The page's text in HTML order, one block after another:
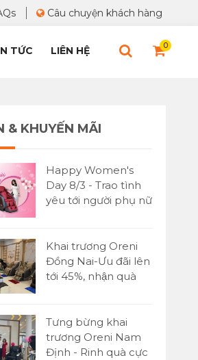
Câu chuyện khách hàng
0
TỨC LIÊN HỆ
& KHUYẾN MÃI
Happy Women's
Day 8/3 - Trao tình
yêu tới người phụ nữ
Khai trương Oreni
Đồng Nai-Ưu đãi lên
tới 45%, nhận quà
Tưng bừng khai
trương Oreni Nam
Định - Rinh quà cực